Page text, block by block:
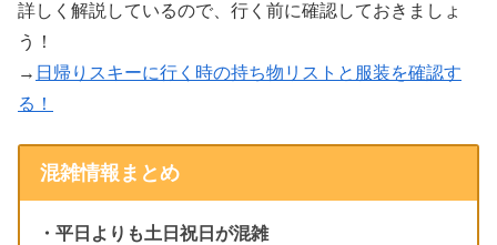
詳しく解説しているので、行く前に確認しておきましょ
う！
→ 日帰りスキーに行く時の持ち物リストと服装を確認す
る！
混雑情報まとめ
・平日よりも土日祝日が混雑